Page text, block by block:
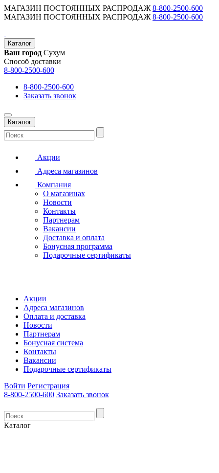
МАГАЗИН ПОСТОЯННЫХ РАСПРОДАЖ 8-800-2500-600
МАГАЗИН ПОСТОЯННЫХ РАСПРОДАЖ 8-800-2500-600
Каталог
Ваш город Сухум
Способ доставки
8-800-2500-600
8-800-2500-600
Заказать звонок
Каталог
Акции
Адреса магазинов
Компания
О магазинах
Новости
Контакты
Партнерам
Вакансии
Доставка и оплата
Бонусная программа
Подарочные сертификаты
Акции
Адреса магазинов
Оплата и доставка
Новости
Партнерам
Бонусная система
Контакты
Вакансии
Подарочные сертификаты
Войти Регистрация
8-800-2500-600 Заказать звонок
Каталог